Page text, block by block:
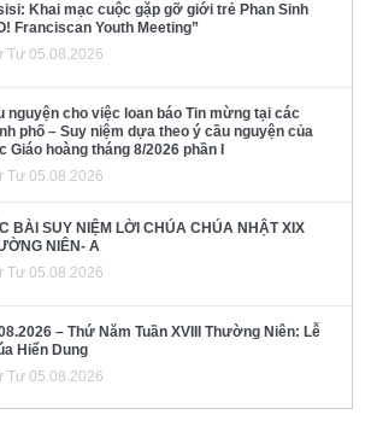
Khai mạc cuộc gặp gỡ giới trẻ Phan Sinh
Franciscan Youth Meeting”
Tư 05.08.2026
nguyện cho việc loan báo Tin mừng tại các
phố – Suy niệm dựa theo ý cầu nguyện của
Giáo hoàng tháng 8/2026 phần I
Tư 05.08.2026
BÀI SUY NIỆM LỜI CHÚA CHÚA NHẬT XIX
NIÊN- A
Tư 05.08.2026
– Thứ Năm Tuần XVIII Thường Niên: Lễ
Hiển Dung
Tư 05.08.2026